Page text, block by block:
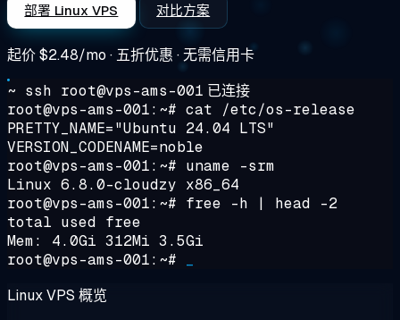
部署 Linux VPS 对比方案
起价$2.48/mo · 五折优惠 · 无需信用卡
~ ssh root@vps-ams-001 已连接
root@vps-ams-001:~# cat /etc/os-release
PRETTY_NAME="Ubuntu 24.04 LTS"
VERSION_CODENAME=noble
root@vps-ams-001:~# uname -srm
Linux 6.8.0-cloudzy x86_64
root@vps-ams-001:~# free -h | head -2
total used free
Mem: 4.0Gi 312Mi 3.5Gi
root@vps-ams-001:~#
Linux VPS 概览